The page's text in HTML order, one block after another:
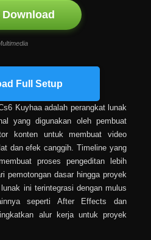
Full Setup
Kuyhaa adalah perangkat lunak
yang digunakan oleh pembuat
konten untuk membuat video
dan efek canggih. Timeline yang
proses pengeditan lebih
pemotongan dasar hingga proyek
ini terintegrasi dengan mulus
seperti After Effects dan
alur kerja untuk proyek